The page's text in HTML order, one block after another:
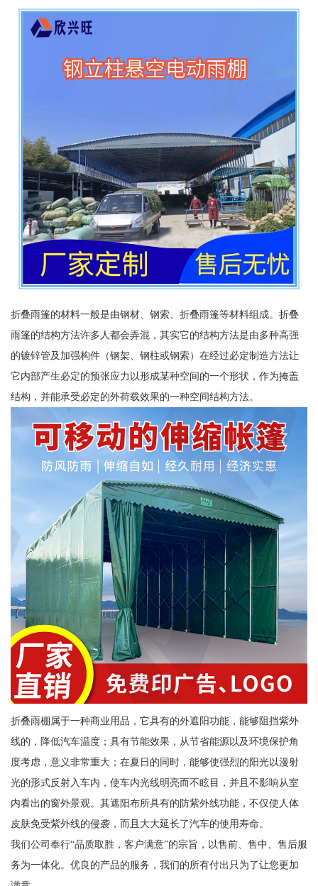
折叠雨篷的材料一般是由钢材、钢索、折叠雨篷等材料组成。折叠
雨篷的结构方法许多人都会弄混，其实它的结构方法是由多种高强
的镀锌管及加强构件（钢架、钢柱或钢索）在经过必定制造方法让
它内部产生必定的预张应力以形成某种空间的一个形状，作为掩盖
结构，并能承受必定的外荷载效果的一种空间结构方法。
折叠雨棚属于一种商业用品，它具有的外遮阳功能，能够阻挡紫外
线的，降低汽车温度；具有节能效果，从节省能源以及环境保护角
度考虑，意义非常重大；在夏日的同时，能够使强烈的阳光以漫射
光的形式反射入车内，使车内光线明亮而不眩目，并且不影响从室
内看出的窗外景观。其遮阳布所具有的防紫外线功能，不仅使人体
皮肤免受紫外线的侵袭，而且大大延长了汽车的使用寿命。
我们公司奉行“品质取胜，客户满意”的宗旨，以售前、售中、售后服
务为一体化。优良的产品的服务，我们的所有付出只为了让您更加